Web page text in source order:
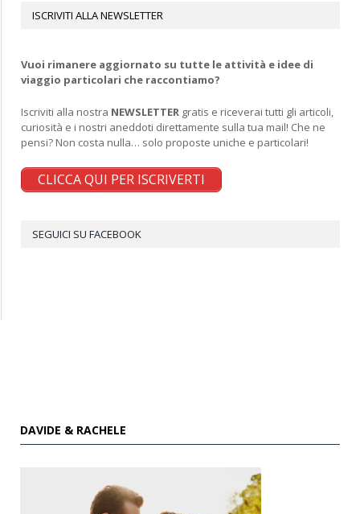
ISCRIVITI ALLA NEWSLETTER
Vuoi rimanere aggiornato su tutte le attività e idee di
viaggio particolari che raccontiamo?
Iscriviti alla nostra NEWSLETTER gratis e riceverai tutti gli articoli,
curiosità e i nostri aneddoti direttamente sulla tua mail! Che ne
pensi? Non costa nulla… solo proposte uniche e particolari!
CLICCA QUI PER ISCRIVERTI
SEGUICI SU FACEBOOK
DAVIDE & RACHELE